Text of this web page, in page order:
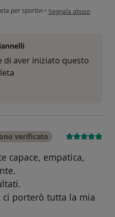
per sportivi • secondo l'opinione
Segnala abuso
di aver iniziato questo
verificato
capace, empatica,
ci porterò tutta la mia